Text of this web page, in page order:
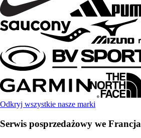
Odkryj wszystkie nasze marki
Serwis posprzedażowy we Francja